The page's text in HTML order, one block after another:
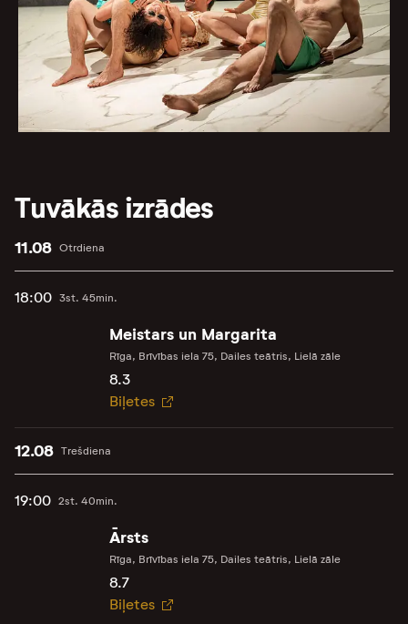
Tuvākās izrādes
Otrdiena
11.08
18:00 3st. 45min.
Meistars un Margarita
Rīga, Brīvības iela 75, Dailes teātris, Lielā zāle
8.3
Biļetes
Trešdiena
12.08
19:00 2st. 40min.
Ārsts
Rīga, Brīvības iela 75, Dailes teātris, Lielā zāle
8.7
Biļetes